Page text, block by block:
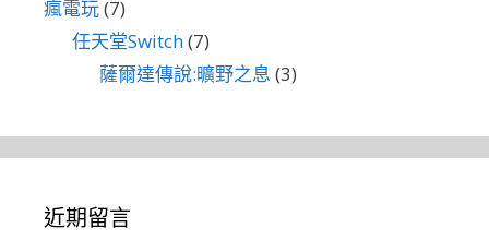
瘋電玩(7)
任天堂Switch(7)
薩爾達傳說:曠野之息 (3)
近期留言